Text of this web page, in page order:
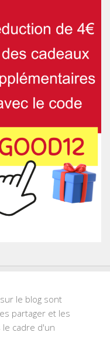
le blog sont
partager et les
cadre d'un